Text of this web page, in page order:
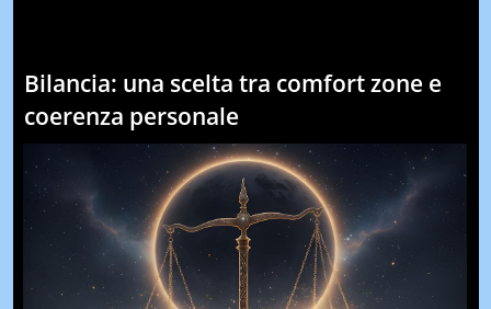
Bilancia: una scelta tra comfort zone e
coerenza personale